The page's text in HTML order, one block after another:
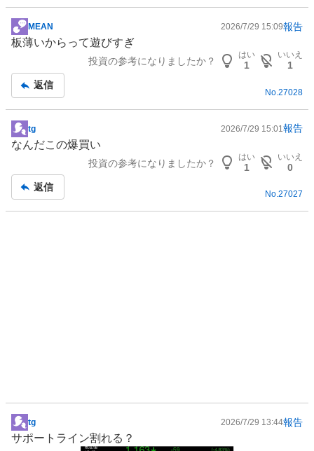
掲
示
事
MEAN 2026/7/29 15:09報告
板薄いからって遊びすぎ
投資の参考になりましたか？
はい
1
いいえ
1
返信
No. 27028
掲
示
事
tg 2026/7/29 15:01 報告
なんだこの爆買い
投資の参考になりましたか？
はい
1
いいえ
0
返信
No.27027
掲
示
tg 2026/7/29 13:44報告
サポートライン割れる？